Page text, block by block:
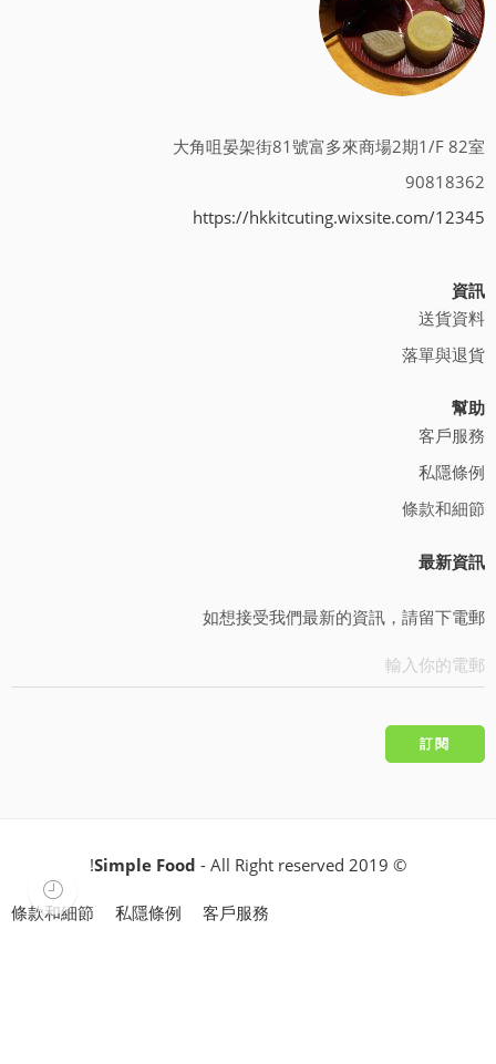
大角咀晏架街81號富多來商場2期1/F 82室
90818362
https://hkkitcuting.wixsite.com/12345
資訊
送貨資料
落單與退貨
幫助
客戶服務
私隱條例
條款和細節
最新資訊
如想接受我們最新的資訊，請留下電郵
© 2019
Simple Food - All Right reserved!
客戶服務
私隱條例
條款和細節